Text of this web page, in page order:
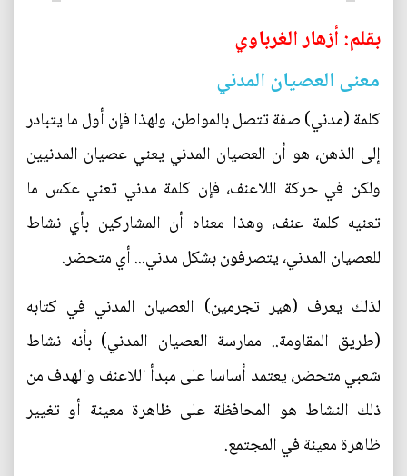
بقلم: أزهار الغرباوي
معنى العصيان المدني
كلمة (مدني) صفة تتصل بالمواطن، ولهذا فإن أول ما يتبادر
إلى الذهن، هو أن العصيان المدني يعني عصيان المدنيين
ولكن في حركة اللاعنف، فإن كلمة مدني تعني عكس ما
تعنيه كلمة عنف، وهذا معناه أن المشاركين بأي نشاط
للعصيان المدني، يتصرفون بشكل مدني... أي متحضر.
لذلك يعرف (هير تجرمين) العصيان المدني في كتابه
(طريق المقاومة.. ممارسة العصيان المدني) بأنه نشاط
شعبي متحضر، يعتمد أساسا على مبدأ اللاعنف والهدف من
ذلك النشاط هو المحافظة على ظاهرة معينة أو تغيير
ظاهرة معينة في المجتمع.